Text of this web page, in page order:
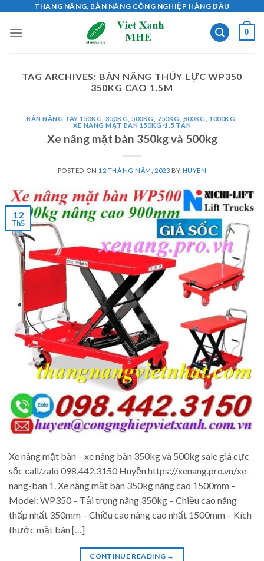
content
THANG NÂNG, BÀN NÂNG CÔNG NGHIỆP HÀNG ĐẦU
0
TAG ARCHIVES: BÀN NÂNG THỦY LỰC WP350
350KG CAO 1.5M
BÀN NÂNG TAY 150KG, 350KG, 500KG, 750KG, 800KG, 1000KG
XE NÂNG MẶT BÀN 150KG-1.5 TẤN
Xe nâng mặt bàn 350kg và 500kg
POSTED ON 12 THÁNG NĂM, 2023 BY HUYEN
12
Th5
Xe nâng mặt bàn – xe nâng bàn 350kg và 500kg sale giá cực
sốc call/zalo 098.442.3150 Huyền https://xenang.pro.vn/xe-
nang-ban 1. Xe nâng mặt bàn 350kg nâng cao 1500mm –
Model: WP350 – Tải trọng nâng 350kg – Chiều cao nâng
thấp nhất 350mm – Chiều cao nâng cao nhất 1500mm – Kích
thước mặt bàn […]
CONTINUE READING →